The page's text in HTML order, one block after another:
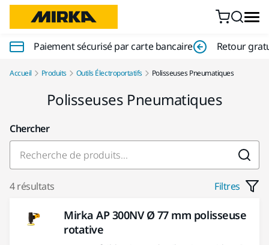
Paiement sécurisé par carte bancaire Retour
Accueil Produits Outils Électroportatifs Polisseuses Pneumatiques
Polisseuses Pneumatiques
Chercher
4 résultats Filtres
Mirka AP 300NV Ø 77 mm polisseuse
rotative